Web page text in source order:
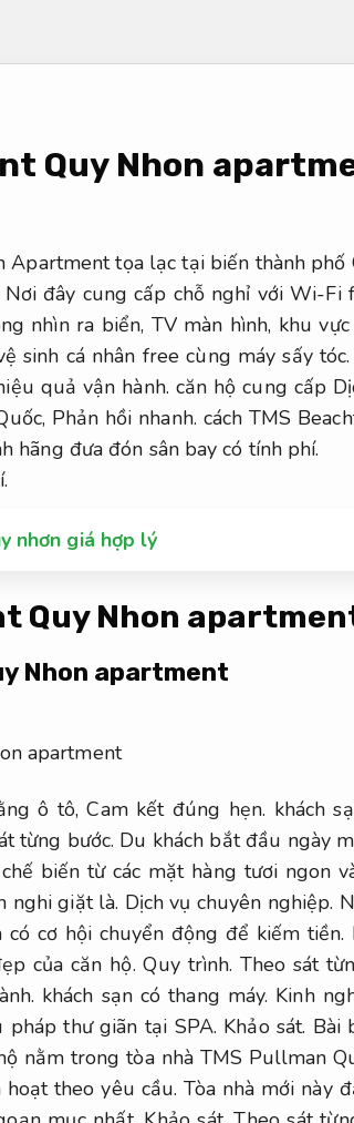
Quy Nhon
Apartment tọa lạc tại biến thành
đây cung cấp chỗ nghỉ với Wi-Fi
nhìn ra biển, TV màn hình, khu
sinh cá nhân free cùng máy sấy tóc.
quả vận hành. căn hộ cung cấp
Phản hồi nhanh. cách TMS
hãng đưa đón sân bay có tính phí.
nhơn giá hợp lý
Quy Nhon
Nhon apartment
ô tô,Cam kết đúng hẹn. khách
từng bước. Du khách bắt đầu ngày
biến từ các mặt hàng tươi ngon
nghi giặt là. Dịch vụ chuyên nghiệp.
có cơ hội chuyển động để kiếm tiền.
của căn hộ.Quy trình. Theo sát
khách sạn có thang máy. Kinh
thư giãn tại SPA. Khảo sát. Bài
nằm trong tòa nhà TMS Pullman
hoạt theo yêu cầu. Tòa nhà mới này